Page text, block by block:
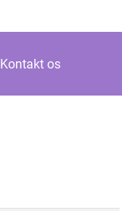
Kontakt os